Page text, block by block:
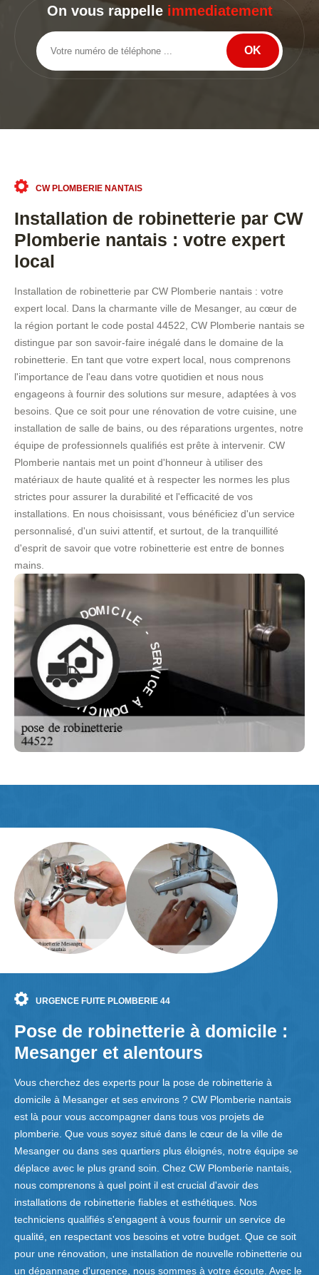
On vous rappelle immediatement
CW PLOMBERIE NANTAIS
Installation de robinetterie par CW
Plomberie nantais : votre expert
local
Installation de robinetterie par CW Plomberie nantais : votre
expert local. Dans la charmante ville de Mesanger, au cœur de
la région portant le code postal 44522, CW Plomberie nantais se
distingue par son savoir-faire inégalé dans le domaine de la
robinetterie. En tant que votre expert local, nous comprenons
l'importance de l'eau dans votre quotidien et nous nous
engageons à fournir des solutions sur mesure, adaptées à vos
besoins. Que ce soit pour une rénovation de votre cuisine, une
installation de salle de bains, ou des réparations urgentes, notre
équipe de professionnels qualifiés est prête à intervenir. CW
Plomberie nantais met un point d'honneur à utiliser des
matériaux de haute qualité et à respecter les normes les plus
strictes pour assurer la durabilité et l'efficacité de vos
installations. En nous choisissant, vous bénéficiez d'un service
personnalisé, d'un suivi attentif, et surtout, de la tranquillité
d'esprit de savoir que votre robinetterie est entre de bonnes
mains.
S
E
R
V
I
E
DOMICILE -
S E
R
V
I
C
E
À
D
O
M
I
C
I
L
E
-
URGENCE FUITE PLOMBERIE 44
Pose de robinetterie à domicile :
Mesanger et alentours
Vous cherchez des experts pour la pose de robinetterie à
domicile à Mesanger et ses environs ? CW Plomberie nantais
est là pour vous accompagner dans tous vos projets de
plomberie. Que vous soyez situé dans le cœur de la ville de
Mesanger ou dans ses quartiers plus éloignés, notre équipe se
déplace avec le plus grand soin. Chez CW Plomberie nantais,
nous comprenons à quel point il est crucial d'avoir des
installations de robinetterie fiables et esthétiques. Nos
techniciens qualifiés s'engagent à vous fournir un service de
qualité, en respectant vos besoins et votre budget. Que ce soit
pour une rénovation, une installation de nouvelle robinetterie ou
un dépannage d'urgence, nous sommes à votre écoute. Avec le